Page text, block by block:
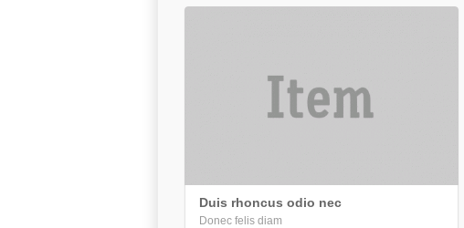
Duis rhoncus odio nec
Donec felis diam